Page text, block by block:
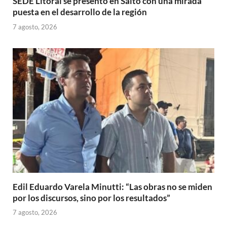
puesta en el desarrollo de la región
7 agosto, 2026
Edil Eduardo Varela Minutti: “Las obras no se miden
por los discursos, sino por los resultados”
7 agosto, 2026